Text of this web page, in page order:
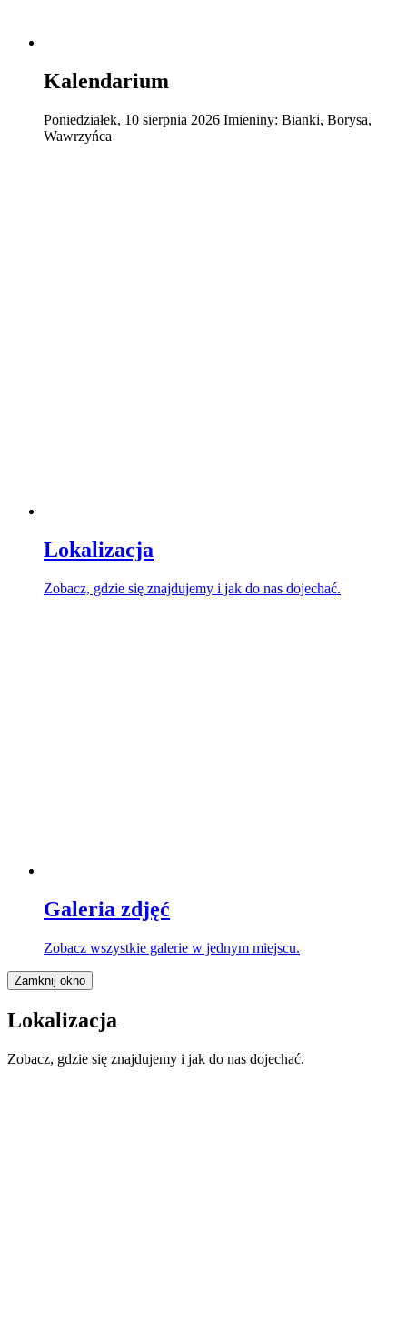
Kalendarium
Poniedziałek, 10 sierpnia 2026 Imieniny: Bianki, Borysa,
Wawrzyńca
Lokalizacja
Zobacz, gdzie się znajdujemy i jak do nas dojechać.
Galeria zdjęć
Zobacz wszystkie galerie w jednym miejscu.
Zamknij okno
Lokalizacja
Zobacz, gdzie się znajdujemy i jak do nas dojechać.